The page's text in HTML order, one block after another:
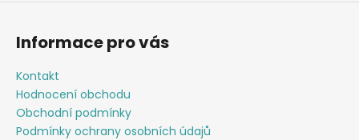
Informace pro vás
Kontakt
Hodnocení obchodu
Obchodní podmínky
Podmínky ochrany osobních údajů